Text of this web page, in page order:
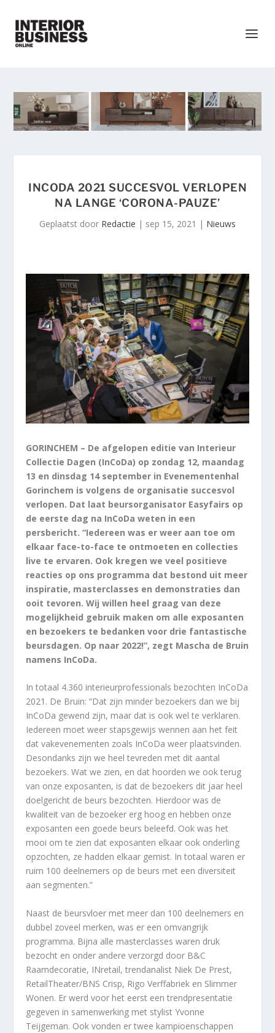
INCODA 2021 SUCCESVOL VERLOPEN
NA LANGE ‘CORONA-PAUZE’
Geplaatst door Redactie | sep 15, 2021 | Nieuws
GORINCHEM – De afgelopen editie van Interieur
Collectie Dagen (InCoDa) op zondag 12, maandag
13 en dinsdag 14 september in Evenementenhal
Gorinchem is volgens de organisatie succesvol
verlopen. Dat laat beursorganisator Easyfairs op
de eerste dag na InCoDa weten in een
persbericht. “Iedereen was er weer aan toe om
elkaar face-to-face te ontmoeten en collecties
live te ervaren. Ook kregen we veel positieve
reacties op ons programma dat bestond uit meer
inspiratie, masterclasses en demonstraties dan
ooit tevoren. Wij willen heel graag van deze
mogelijkheid gebruik maken om alle exposanten
en bezoekers te bedanken voor drie fantastische
beursdagen. Op naar 2022!”, zegt Mascha de Bruin
namens InCoDa.
In totaal 4.360 interieurprofessionals bezochten InCoDa
2021. De Bruin: “Dat zijn minder bezoekers dan we bij
InCoDa gewend zijn, maar dat is ook wel te verklaren.
Iedereen moet weer stapsgewijs wennen aan het feit
dat vakevenementen zoals InCoDa weer plaatsvinden.
Desondanks zijn we heel tevreden met dit aantal
bezoekers. Wat we zien, en dat hoorden we ook terug
van onze exposanten, is dat de bezoekers dit jaar heel
doelgericht de beurs bezochten. Hierdoor was de
kwaliteit van de bezoeker erg hoog en hebben onze
exposanten een goede beurs beleefd. Ook was het
mooi om te zien dat exposanten elkaar ook onderling
opzochten, ze hadden elkaar gemist. In totaal waren er
ruim 100 deelnemers op de beurs met een diversiteit
aan segmenten.”
Naast de beursvloer met meer dan 100 deelnemers en
dubbel zoveel merken, was er een omvangrijk
programma. Bijna alle masterclasses waren druk
bezocht en onder andere verzorgd door B&C
Raamdecoratie, INretail, trendanalist Niek De Prest,
RetailTheater/BNS Crisp, Rigo Verffabriek en Slimmer
Wonen. Er werd voor het eerst een trendpresentatie
gegeven in samenwerking met stylist Yvonne
Teijgeman. Ook vonden er twee kampioenschappen